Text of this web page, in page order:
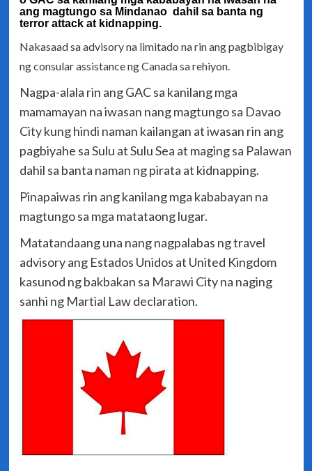
ang magtungo sa Mindanao dahil sa banta ng
terror attack at kidnapping.
Nakasaad sa advisory na limitado na rin ang pagbibigay
ng consular assistance ng Canada sa rehiyon.
Nagpa-alala rin ang GAC sa kanilang mga
mamamayan na iwasan nang magtungo sa Davao
City kung hindi naman kailangan at iwasan rin ang
pagbiyahe sa Sulu at Sulu Sea at maging sa Palawan
dahil sa banta naman ng pirata at kidnapping.
Pinapaiwas rin ang kanilang mga kababayan na
magtungo sa mga matataong lugar.
Matatandaang una nang nagpalabas ng travel
advisory ang Estados Unidos at United Kingdom
kasunod ng bakbakan sa Marawi City na naging
sanhi ng Martial Law declaration.